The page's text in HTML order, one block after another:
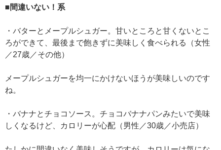
■間違いない！系
・バターとメープルシュガー。甘いところと甘くないとこ
ろができて、最後まで飽きずに美味しく食べられる（女性
／27歳／その他）
メープルシュガーを均一にかけないほうが美味しいのです
ね。
・バナナとチョコソース。チョコバナナパンみたいで美味
しくなるけど、カロリーが心配（男性／30歳／小売店）